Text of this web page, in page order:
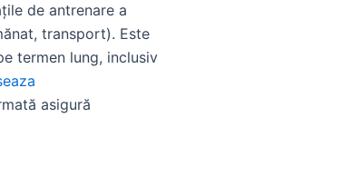
de antrenare a
transport). Este
termen lung, inclusiv
asigură